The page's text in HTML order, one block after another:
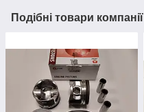
Подібні товари компанії